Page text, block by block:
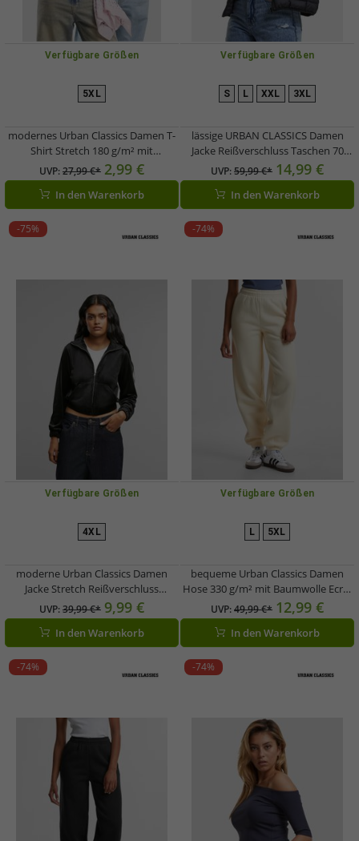
Verfügbare Größen
5XL
modernes Urban Classics Damen T-
Shirt Stretch 180 g/m² mit
Baumwolle Weiß/Blau
UVP:27,99 €* 2,99 €
In den Warenkorb
Verfügbare Größen
S L XXL 3XL
lässige URBAN CLASSICS Damen
Jacke Reißverschluss Taschen 70
g/m² Schwarz
UVP:59,99 €* 14,99 €
In den Warenkorb
-75%
Verfügbare Größen
4XL
moderne Urban Classics Damen
Jacke Stretch Reißverschluss
Rippbündchen Schwarz
UVP:39,99 €* 9,99 €
In den Warenkorb
-74%
Verfügbare Größen
L 5XL
bequeme Urban Classics Damen
Hose 330 g/m² mit Baumwolle Ecru-
Weiß
UVP:49,99 €* 12,99 €
In den Warenkorb
-74% -74%